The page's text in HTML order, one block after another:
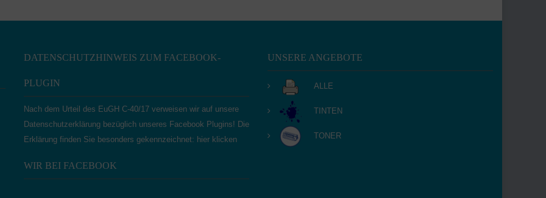
DATENSCHUTZHINWEIS ZUM FACEBOOK-
PLUGIN
Nach dem Urteil des EuGH C‑40/17 verweisen wir auf unsere
Datenschutzerklärung bezüglich unseres Facebook Plugins! Die
Erklärung finden Sie besonders gekennzeichnet: hier klicken
WIR BEI FACEBOOK
UNSERE ANGEBOTE
ALLE
TINTEN
TONER